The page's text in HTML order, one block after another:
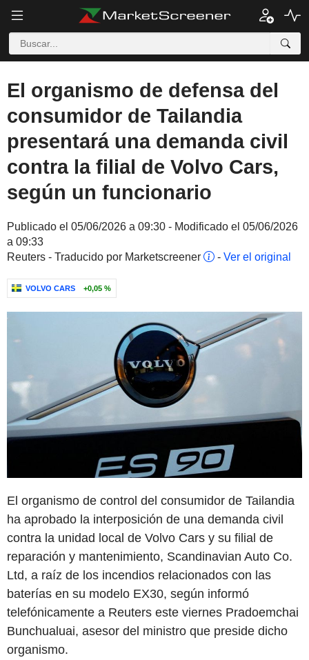
El organismo de defensa del
consumidor de Tailandia
presentará una demanda civil
contra la filial de Volvo Cars,
según un funcionario
Publicado el 05/06/2026 a 09:30 - Modificado el 05/06/2026
a 09:33
Reuters - Traducido por Marketscreener
- Ver el original
VOLVO CARS +0,05 %
El organismo de control del consumidor de Tailandia
ha aprobado la interposición de una demanda civil
contra la unidad local de Volvo Cars y su filial de
reparación y mantenimiento, Scandinavian Auto Co.
Ltd, a raíz de los incendios relacionados con las
baterías en su modelo EX30, según informó
telefónicamente a Reuters este viernes Pradoemchai
Bunchualuai, asesor del ministro que preside dicho
organismo.